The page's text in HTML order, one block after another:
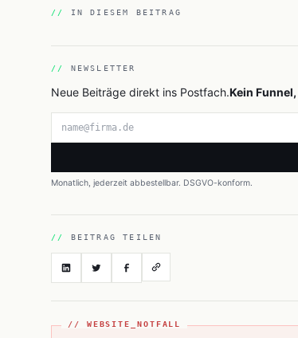
IN DIESEM BEITRAG
NEWSLETTER
Neue Beiträge direkt ins Postfach.Kein
E-Mail-Adresse
Monatlich, jederzeit abbestellbar. DSGVO-konform.
BEITRAG TEILEN
// WEBSITE_NOTFALL